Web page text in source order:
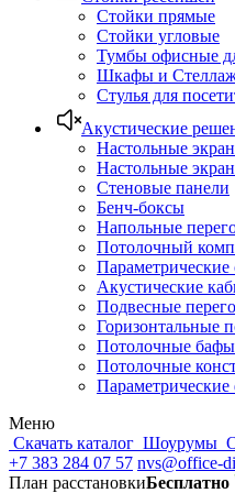
Стойки прямые
Стойки угловые
Тумбы офисные
Шкафы и
Стулья для
Акустические
Настольные
Настольные
Стеновые панели
Бенч-боксы
Напольные
Потолочный
Параметрические
Акустические
Подвесные
Горизонтальные
Потолочные бафы
Потолочные
Меню
Скачать каталог Шоурумы
+7 383 284 07 57 nvs@office-
План расстановкиБесплатно